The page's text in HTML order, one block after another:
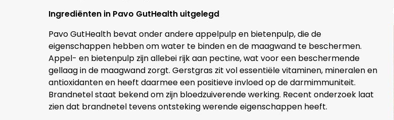
Ingrediënten in Pavo GutHealth uitgelegd
Pavo GutHealth bevat onder andere appelpulp en bietenpulp, die de
eigenschappen hebben om water te binden en de maagwand te beschermen.
Appel- en bietenpulp zijn allebei rijk aan pectine, wat voor een beschermende
gellaag in de maagwand zorgt. Gerstgras zit vol essentiële vitaminen, mineralen en
antioxidanten en heeft daarmee een positieve invloed op de darmimmuniteit.
Brandnetel staat bekend om zijn bloedzuiverende werking. Recent onderzoek laat
zien dat brandnetel tevens ontsteking werende eigenschappen heeft.